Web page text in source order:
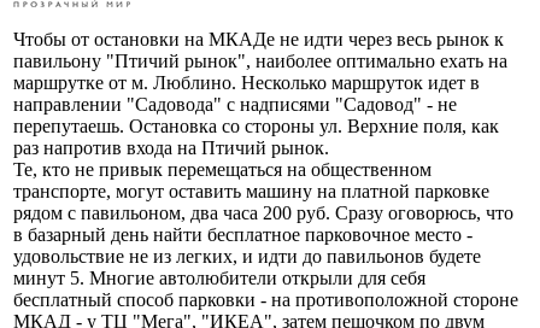
Чтобы от остановки на МКАДе не идти через весь рынок к
павильону "Птичий рынок", наиболее оптимально ехать на
маршрутке от м. Люблино. Несколько маршруток идет в
направлении "Садовода" с надписями "Садовод" - не
перепутаешь. Остановка со стороны ул. Верхние поля, как
раз напротив входа на Птичий рынок.
Те, кто не привык перемещаться на общественном
транспорте, могут оставить машину на платной парковке
рядом с павильоном, два часа 200 руб. Сразу оговорюсь, что
в базарный день найти бесплатное парковочное место -
удовольствие не из легких, и идти до павильонов будете
минут 5. Многие автолюбители открыли для себя
бесплатный способ парковки - на противоположной стороне
МКАД - у ТЦ "Мега", "ИКЕА", затем пешочком по двум